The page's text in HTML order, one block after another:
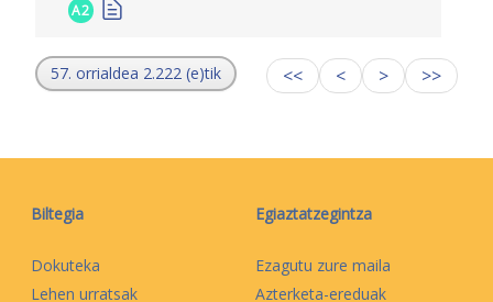
A2
57. orrialdea 2.222 (e)tik << < > >>
Biltegia
Dokuteka
Lehen urratsak
Egiaztatzegintza
Ezagutu zure maila
Azterketa-ereduak